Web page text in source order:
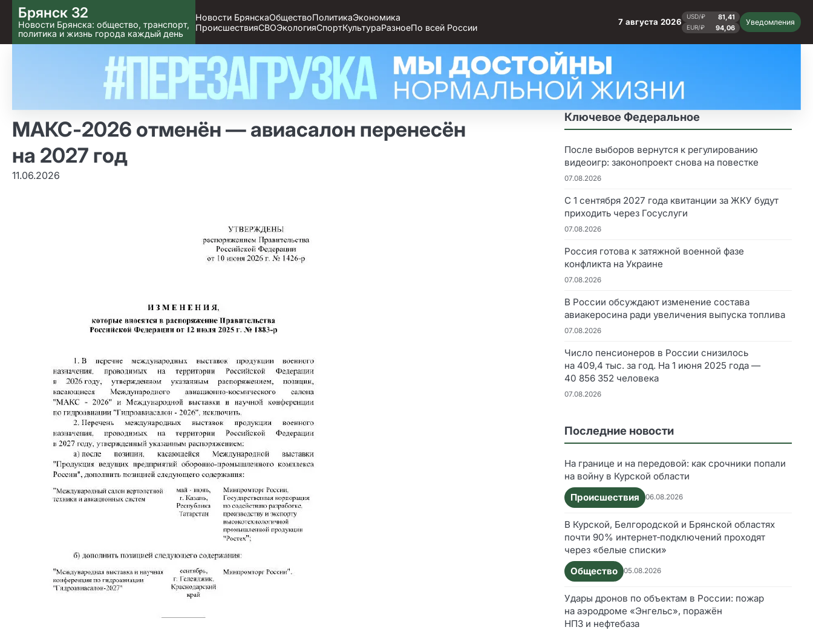
Skip
to content
Брянск 32
Новости Брянска: общество, транспорт,
политика и жизнь города каждый день
Новости БрянскаОбществоПолитикаЭкономика
ПроисшествияСВОЭкологияСпортКультураРазноеПо всей России
7 августа 2026
USD/₽ 81,41
EUR/₽ 94,06
Уведомления
МАКС‑2026 отменён — авиасалон перенесён
на 2027 год
11.06.2026
Ключевое Федеральное
После выборов вернутся к регулированию
видеоигр: законопроект снова на повестке
07.08.2026
С 1 сентября 2027 года квитанции за ЖКУ будут
приходить через Госуслуги
07.08.2026
Россия готова к затяжной военной фазе
конфликта на Украине
07.08.2026
В России обсуждают изменение состава
авиакеросина ради увеличения выпуска топлива
07.08.2026
Число пенсионеров в России снизилось
на 409,4 тыс. за год. На 1 июня 2025 года —
40 856 352 человека
07.08.2026
Последние новости
На границе и на передовой: как срочники попали
на войну в Курской области
Происшествия
06.08.2026
В Курской, Белгородской и Брянской областях
почти 90% интернет‑подключений проходят
через «белые списки»
Общество
05.08.2026
Удары дронов по объектам в России: пожар
на аэродроме «Энгельс», поражён
НПЗ и нефтебаза